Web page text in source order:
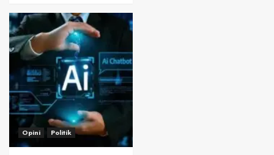
Opini Politik